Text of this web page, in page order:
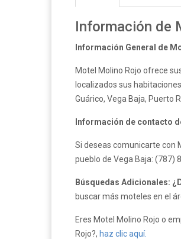
Información de
Información General de
Motel Molino Rojo ofrece
localizados sus
Guárico, Vega Baja, Puerto
Información de contacto
Si deseas comunicarte con
pueblo de Vega Baja: (787)
Búsquedas Adicionales:
buscar más moteles en el
Eres Motel Molino Rojo o
Rojo?, haz clic aquí.